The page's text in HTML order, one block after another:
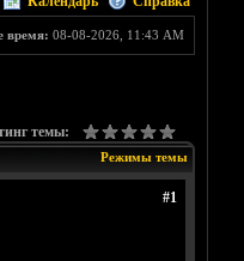
время: 08-08-2026, 11:43 AM
темы:
Режимы темы
#1